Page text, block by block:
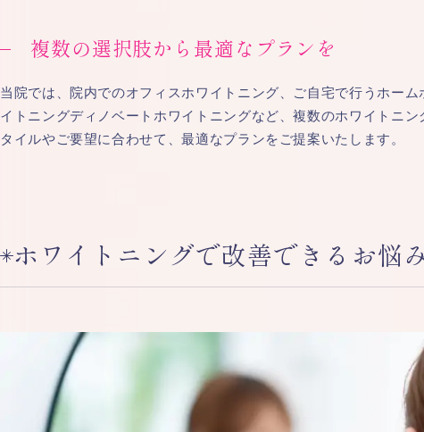
複数の選択肢から最適なプランを
当院では、院内でのオフィスホワイトニング、ご自宅で行うホー
イトニングディノベートホワイトニングなど、複数のホワイトニ
タイルやご要望に合わせて、最適なプランをご提案いたします。
ホワイトニングで改善できるお悩